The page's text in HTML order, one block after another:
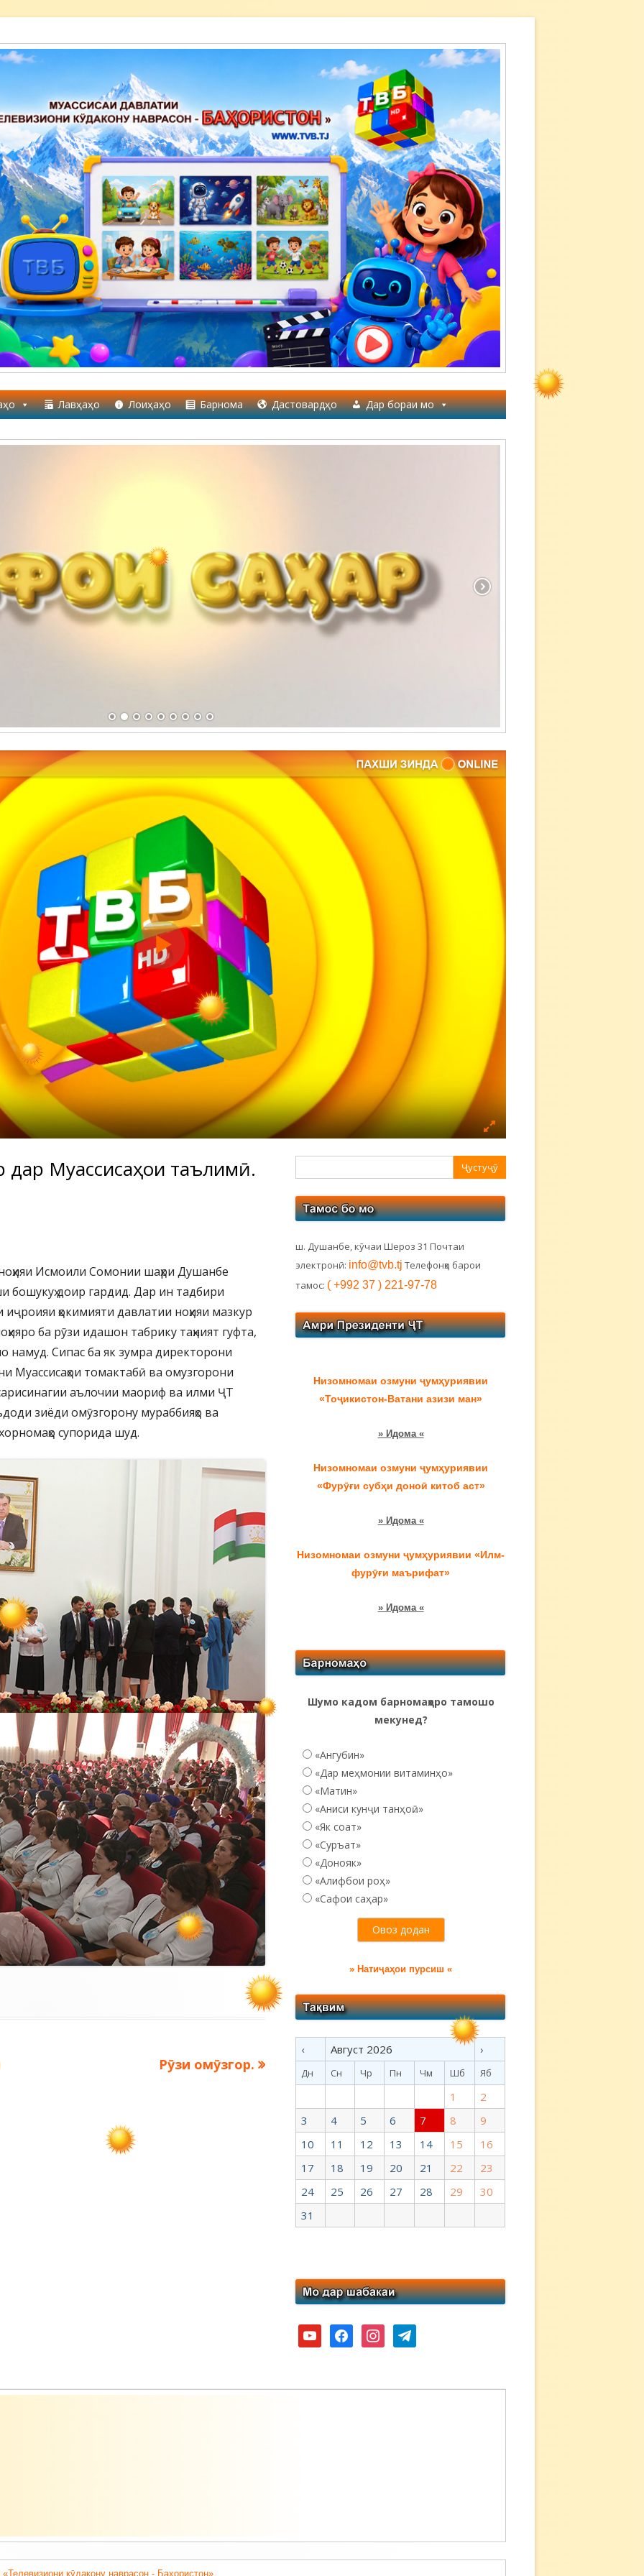
Лавҳаҳо Лоиҳаҳо Барнома Дастовардҳо Дар бораи мо
дар Муассисаҳои таълимӣ.
Исмоили Сомонии шаҳри Душанбе
бошукуҳ доир гардид. Дар ин тадбири
ҳокимияти давлатии ноҳияи мазкур
ба рӯзи идашон табрику таҳният гуфта,
намуд. Сипас ба як зумра директорони
Муассисаҳои томактабӣ ва омузгорони
аълочии маориф ва илми ҶТ
зиёди омӯзгорону мураббияҳо ва
супорида шуд.
Следующая
Рӯзи омӯзгор.
боковая
ш. Душанбе, кӯчаи Шероз 31 Почтаи
электронӣ: info@tvb.tj Телефонҳо барои
тамос: ( +992 37 ) 221-97-78
Низомномаи озмуни ҷумҳуриявии
«Тоҷикистон-Ватани азизи ман»
» Идома «
Низомномаи озмуни ҷумҳуриявии
«Фурӯғи субҳи доноӣ китоб аст»
» Идома «
Низомномаи озмуни ҷумҳуриявии «Илм-
фурӯғи маърифат»
» Идома «
Шумо кадом барномаҳоро тамошо
мекунед?
«Ангубин»
«Дар меҳмонии витаминҳо»
«Матин»
«Аниси кунҷи танҳоӣ...»
«Як соат»
«Суръат»
«Донояк»
«Алифбои роҳ»
«Сафои саҳар»
» Натиҷаҳои пурсиш «
‹ Август 2026 ›
Дн Сн Чр Пн Чм Шб Яб
1
2
3
4 5 6 7 8
9
10
11 12 13 14 15
16
17
18 19 20 21 22
23
24
25 26 27 28 29
30
31
youtubefacebookinstagramtelegram
кӯдакону наврасон - Баҳористон».